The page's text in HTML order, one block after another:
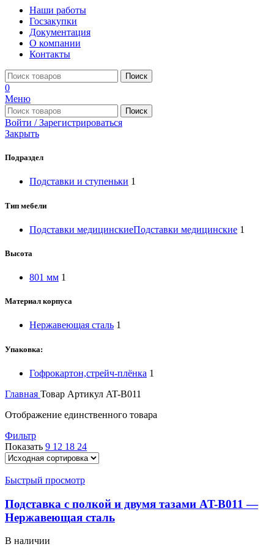
Наши работы
Госзакупки
Документация
О компании
Контакты
Поиск
0
Меню
Поиск
Войти / Зарегистрироваться
Закрыть
Подраздел
Подставки и ступеньки 1
Тип мебели
Подставки медицинскиеПодставки медицинские 1
Высота
801 мм 1
Материал корпуса
Нержавеющая сталь 1
Упаковка:
Гофрокартон,стрейч-плёнка 1
Главная Товар Артикул AT-B011
Отображение единственного товара
Фильтр
Показать 9 12 18 24
Быстрый просмотр
Подставка с полкой и двумя тазами AT-B011 —
Нержавеющая сталь
В наличии